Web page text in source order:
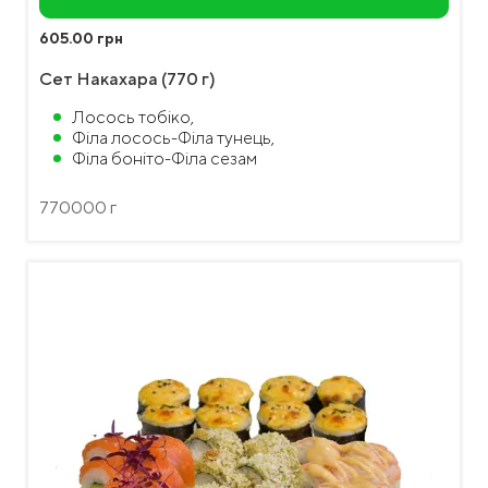
605.00 грн
Сет Накахара (770 г)
Лосось тобіко,
Філа лосось-Філа тунець,
Філа боніто-Філа сезам
770000 г